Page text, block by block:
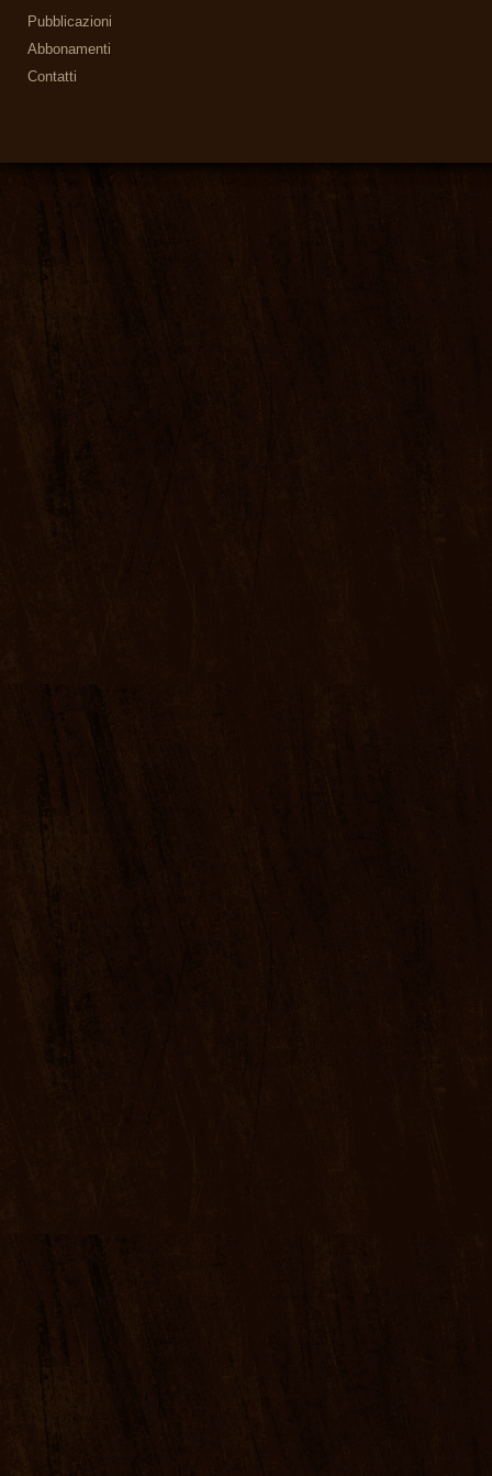
Pubblicazioni
Abbonamenti
Contatti